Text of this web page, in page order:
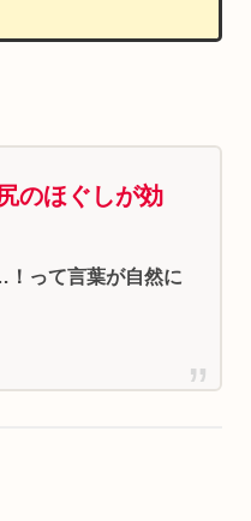
のほぐしが効
！って言葉が自然に